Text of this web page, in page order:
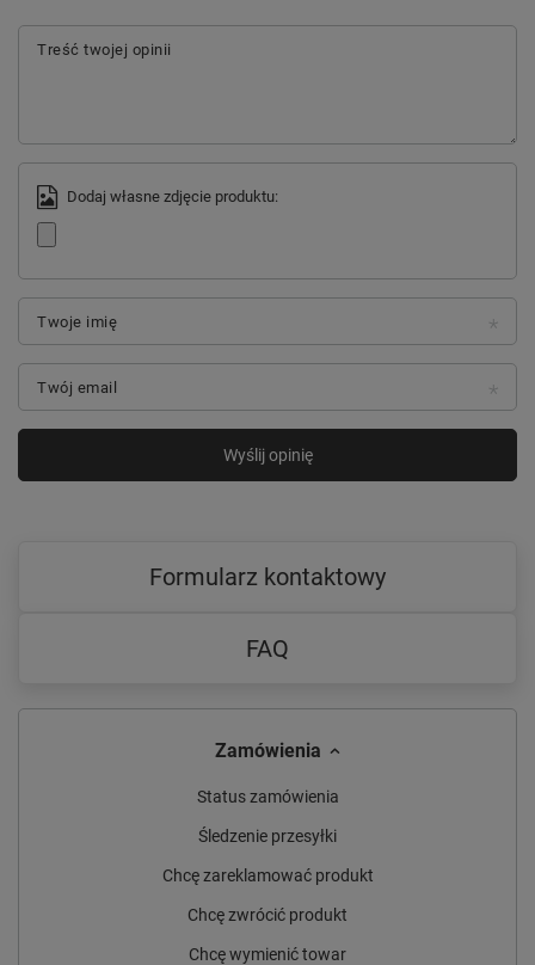
Treść twojej opinii
Dodaj własne zdjęcie produktu:
Twoje imię
Twój email
Wyślij opinię
Formularz kontaktowy
FAQ
Zamówienia
Status zamówienia
Śledzenie przesyłki
Chcę zareklamować produkt
Chcę zwrócić produkt
Chcę wymienić towar